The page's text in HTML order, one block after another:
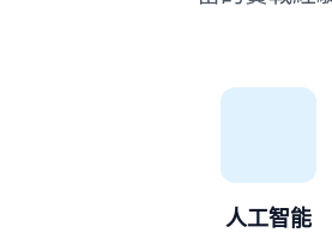
人工智能